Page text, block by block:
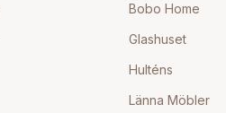
Bobo Home
Glashuset
Hulténs
Länna Möbler